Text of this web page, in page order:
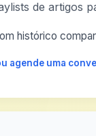
de artigos
histórico
agende uma